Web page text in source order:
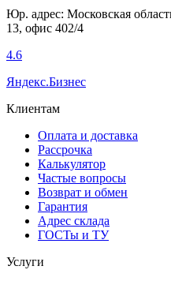
Юр. адрес: Московская
13, офис 402/4
4.6
Яндекс.Бизнес
Клиентам
Оплата и доставка
Рассрочка
Калькулятор
Частые вопросы
Возврат и обмен
Гарантия
Адрес склада
ГОСТы и ТУ
Услуги